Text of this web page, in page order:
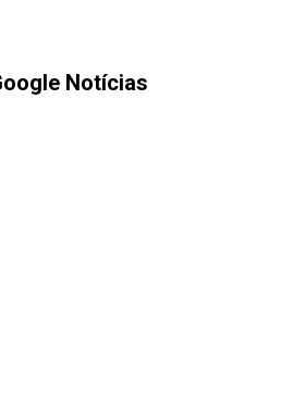
Notícias